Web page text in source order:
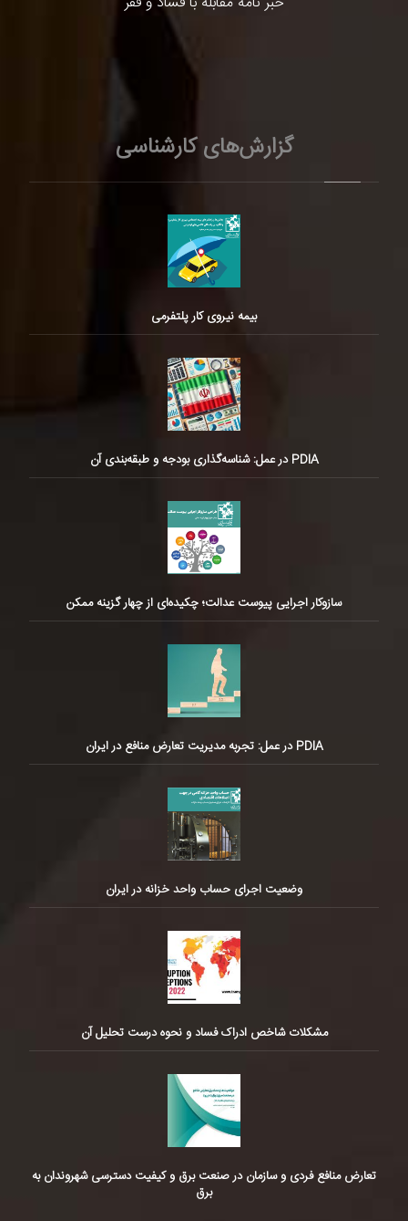
گزارش‌های کارشناسی
بیمه نیروی کار پلتفرمی
PDIA در عمل: شناسه‌گذاری بودجه و طبقه‌بندی آن
سازوکار اجرایی پیوست عدالت؛ چکیده‌ای از چهار گزینه ممکن
PDIA در عمل: تجربه مدیریت تعارض منافع در ایران
وضعیت اجرای حساب واحد خزانه در ایران
مشکلات شاخص ادراک فساد و نحوه درست تحلیل آن
تعارض منافع فردی و سازمان در صنعت برق و کیفیت دسترسی شهروندان به
برق